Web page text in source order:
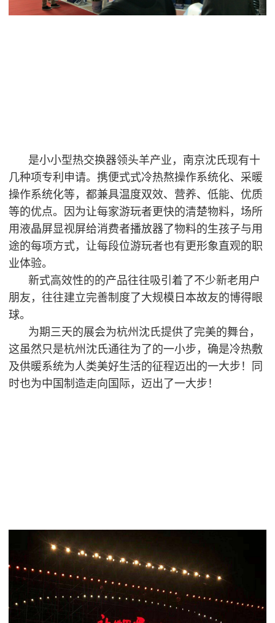
是小小型热交换器领头羊产业，南京沈氏现有十
几种项专利申请。携便式式冷热熬操作系统化、采暖
操作系统化等，都兼具温度双效、营养、低能、优质
等的优点。因为让每家游玩者更快的清楚物料，场所
用液晶屏显视屏给消费者播放器了物料的生孩子与用
途的每项方式，让每段位游玩者也有更形象直观的职
业体验。
新式高效性的的产品往往吸引着了不少新老用户
朋友，往往建立完善制度了大规模日本故友的博得眼
球。
为期三天的展会为杭州沈氏提供了完美的舞台，
这虽然只是杭州沈氏通往为了的一小步，确是冷热敷
及供暖系统为人类美好生活的征程迈出的一大步！同
时也为中国制造走向国际，迈出了一大步！